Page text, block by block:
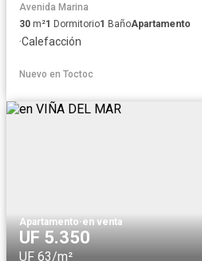
Avenida Marina
30 m²1 Dormitorio1 BañoApartamento
·Calefacción
Nuevo en Toctoc
Apartamento·en venta
UF 5.350
UF 63/m²